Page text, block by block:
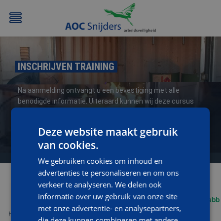
BEHEERDER
/
ATEX
/
NEN3140
BESLOTEN
BHV
INSCHRIJVEN TRAINING
Na aanmelding ontvangt u een bevestiging met alle
benodigde informatie. Uiteraard kunnen wij deze cursus
opleidingen@aoc-snijders.nlof bel met076-5204999
Deze website maakt gebruik
van cookies.
We gebruiken cookies om inhoud en
advertenties te personaliseren en om ons
verkeer te analyseren. We delen ook
informatie over uw gebruik van onze site
met onze advertentie- en analysepartners,